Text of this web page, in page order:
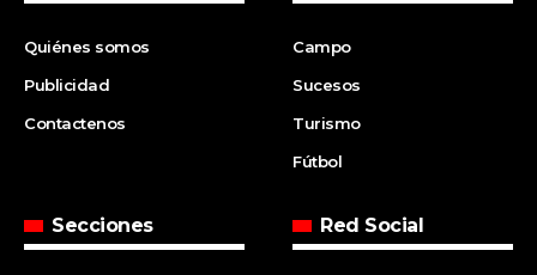
Quiénes somos
Publicidad
Contactenos
Campo
Sucesos
Turismo
Fútbol
Secciones Red Social